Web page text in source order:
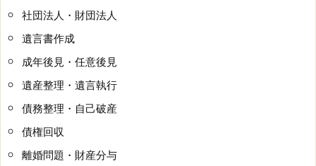
社団法人・財団法人
遺言書作成
成年後見・任意後見
遺産整理・遺言執行
債務整理・自己破産
債権回収
離婚問題・財産分与